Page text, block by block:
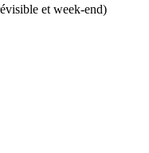
et week-end)